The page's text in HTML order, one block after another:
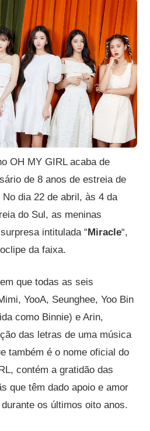
OH MY GIRL acaba de
de 8 anos de estreia de
dia 22 de abril, às 4 da
do Sul, as meninas
intitulada “Miracle“,
da faixa.
que todas as seis
YooA, Seunghee, Yoo Bin
como Binnie) e Arin,
das letras de uma música
também é o nome oficial do
contém a gratidão das
que têm dado apoio e amor
os últimos oito anos.